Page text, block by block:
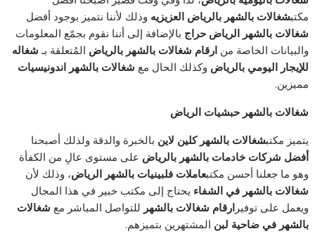
مكتبشغالات بالشهر بالرياض العزيزيه وذلك لأننا نتميز بوجود أفضل
شغالات بالشهر الرياض حراج بالإضافة إلى أننا نقوم بجمّع المعلومات
والبيانات الخاصة منارقام شغالات بالشهر بالرياض المُتعلقة بـ شغاله
للإيجار اليومي بالرياض وكذلك الحال مع شغالات بالشهر اندونيسيات
مميزين.
شغالات بالشهر حبشيات الرياض
يتميز مكتبشغالات بالشهر كلين لاين بالخبرة والدقة ولذلك أصبحنا
أفضل شركات خادمات بالشهر بالرياض على مستوى عالِ من الكفأة
وهو ما جعلنا أحسن مكتبعاملات فلبينيات بالشهر الرياض، وذلك لأن
شغالات بالشهر في الشفاء يحتاج إلى مكتب خبير في هذا المجال
ويعمل على توفيرارقام شغالات بالشهر للتواصل المباشر مع شغالات
بالشهر في ضاحية لبن المشتهرين بتميزهم.